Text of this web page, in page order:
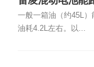
一般一箱油（约45L）
油耗4.2L左右。以...